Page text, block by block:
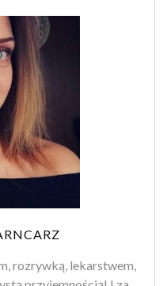
rozrywką, lekarstwem,